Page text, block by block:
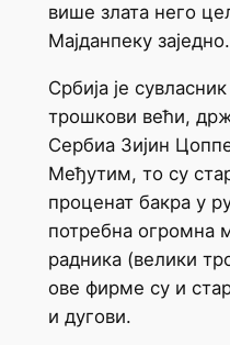
више злата него
Мајданпеку заједно.
Србија је
трошкови већи,
Сербиа Зијин
Међутим, то су
проценат бакра у
потребна огромна
радника (велики
ове фирме су и
и дугови.